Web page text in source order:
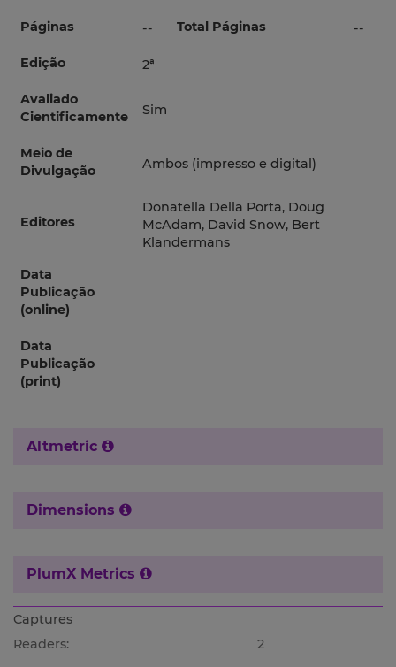
Páginas -- Total Páginas --
Edição 2ª
Avaliado
Cientificamente
Sim
Meio de
Divulgação
Ambos (impresso e digital)
Editores
Donatella Della Porta, Doug
McAdam, David Snow, Bert
Klandermans
Data
Publicação
(online)
Data
Publicação
(print)
Altmetric
Dimensions
PlumX Metrics
Captures
Readers:
2